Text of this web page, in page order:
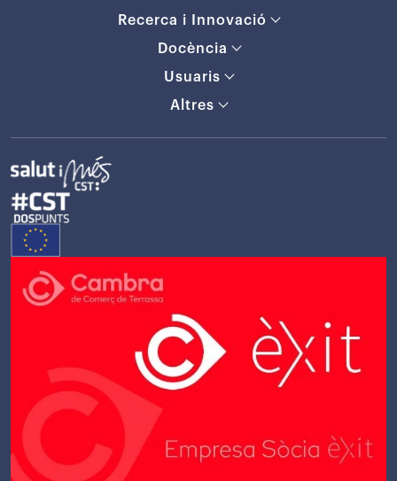
Recerca i Innovació
Docència
Usuaris
Altres